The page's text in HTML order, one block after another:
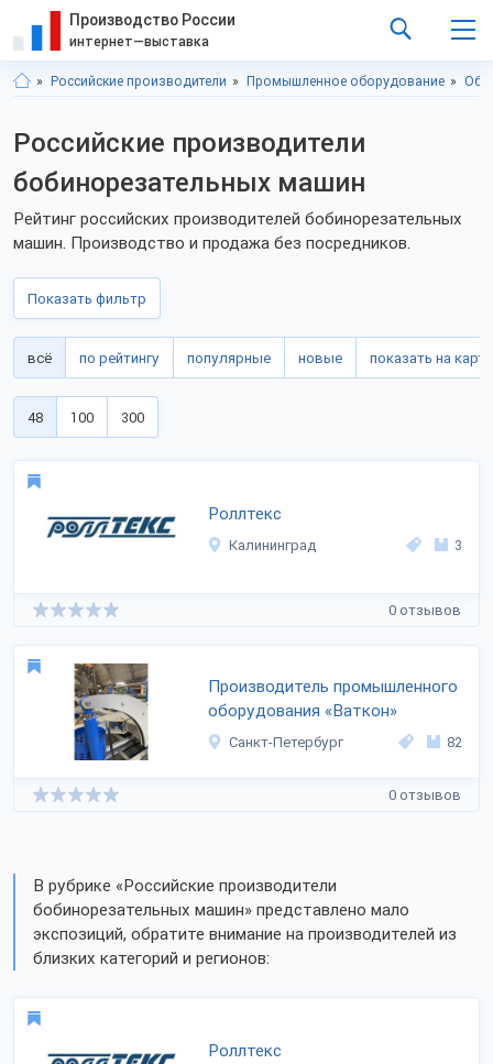
Производство России
интернет—выставка
Российские производители Промышленное оборудование
Российские производители
бобинорезательных машин
Рейтинг российских производителей бобинорезательных
машин. Производство и продажа без посредников.
Показать фильтр
всё по рейтингу популярные новые показать на карте
48 100 300
Роллтекс
Калининград 3
0 отзывов
Производитель промышленного
оборудования «Ваткон»
Санкт-Петербург 82
0 отзывов
В рубрике «Российские производители
бобинорезательных машин» представлено мало
экспозиций, обратите внимание на производителей из
близких категорий и регионов:
Роллтекс